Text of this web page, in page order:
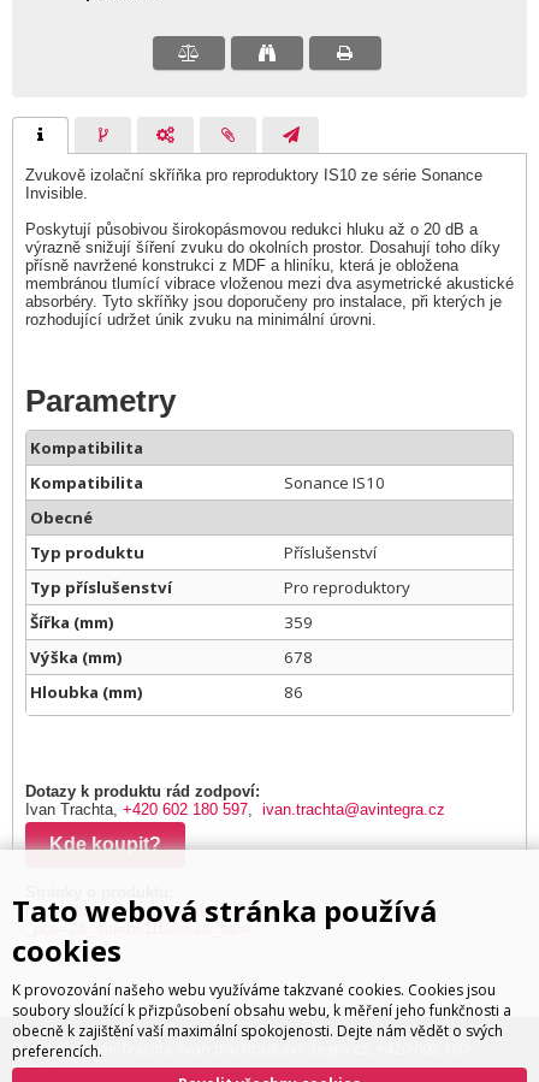
Zvukově izolační skříňka pro reproduktory IS10 ze série Sonance
Invisible.
Poskytují působivou širokopásmovou redukci hluku až o 20 dB a
výrazně snižují šíření zvuku do okolních prostor. Dosahují toho díky
přísně navržené konstrukci z MDF a hliníku, která je obložena
membránou tlumící vibrace vloženou mezi dva asymetrické akustické
absorbéry. Tyto skříňky jsou doporučeny pro instalace, při kterých je
rozhodující udržet únik zvuku na minimální úrovni.
Parametry
Kompatibilita
Kompatibilita
Sonance IS10
Obecné
Typ produktu
Příslušenství
Typ příslušenství
Pro reproduktory
Šířka (mm)
359
Výška (mm)
678
Hloubka (mm)
86
Dotazy k produktu rád zodpoví:
Ivan Trachta, +420 602 180 597, ivan.trachta@avintegra.cz
Kde koupit?
https://sonance.com/products/93490?
Distribuce: Ivan Trachta,
597
Tato webová stránka používá
cookies
K provozování našeho webu využíváme takzvané cookies. Cookies jsou
soubory sloužící k přizpůsobení obsahu webu, k měření jeho funkčnosti a
obecně k zajištění vaší maximální spokojenosti. Dejte nám vědět o svých
preferencích.